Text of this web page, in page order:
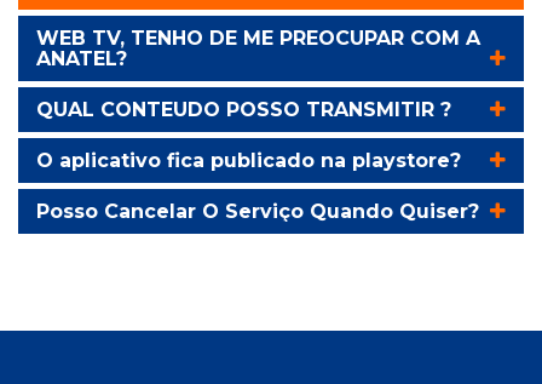
WEB TV, TENHO DE ME PREOCUPAR COM A
ANATEL?
QUAL CONTEUDO POSSO TRANSMITIR ?
O aplicativo fica publicado na playstore?
Posso Cancelar O Serviço Quando Quiser?